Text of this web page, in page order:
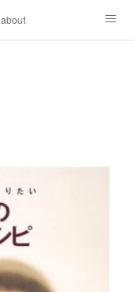
about